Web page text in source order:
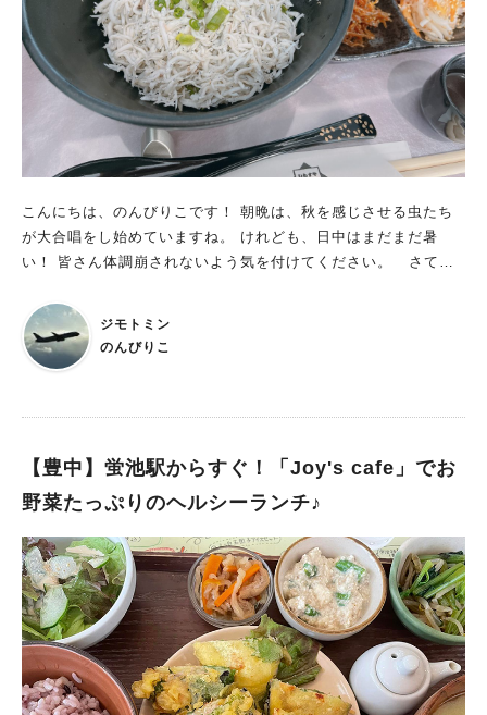
り、洗練されたお店の雰囲気にも癒されたので、 またゆっくり
とディナーにも行ってみたいです。 記念日や女子会にもおすす
めです☆ お店のホームページはこちら→LA VERITA ▼お店の
インスタグラムはこちら この投稿をInstagramで見る Laveri
ta(@laverita0306)がシェアした投稿
こんにちは、のんびりこです！ 朝晩は、秋を感じさせる虫たち
が大合唱をし始めていますね。 けれども、日中はまだまだ暑
い！ 皆さん体調崩されないよう気を付けてください。 さて、
しらすを購入していたのですが、この際ネットでお取り寄せしよ
うと調べていたところ なんと！ 北摂で！！ 漁港直送のしらすが
食べられるところを見つけました！！！ しかも大阪産（も
丼セット」を注文しました。税込1,180円 釜揚げしらす丼のほか
いてお得感満載！ 早速、メインのしらす丼をいただきます。 特
製のだししょうゆをかけて、ぱくりっ。 しらすが１匹１匹、ふ
っくらぷりっぷりで食べ応え抜群！！ 釜揚げしらすの味もしっ
かりと感じられつつ、優しい味のだししょうゆとほんのりと大葉
の香りが口の中いっぱいに広がります。 一品の小鉢もどれもお
いしくて、特につくだ煮が最高です。 セットを頼んで良かった
～と思った瞬間でした。 大阪産（もん）のしらす 大阪の岸和田
漁港で水揚げされたばかりのしらすを新鮮なうちに釜揚げにして
ジモトミン
のんびりこ
【豊中】蛍池駅からすぐ！「Joy's cafe」でお
野菜たっぷりのヘルシーランチ♪